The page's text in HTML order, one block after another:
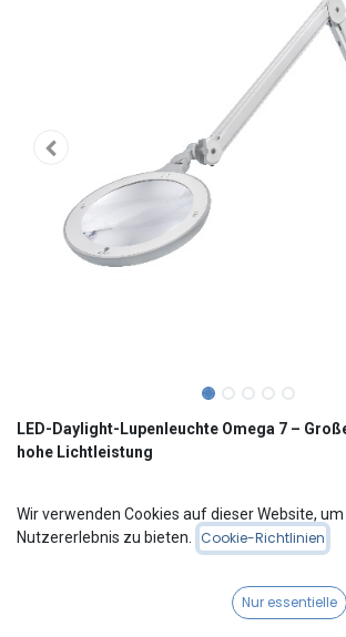
LED-Daylight-Lupenleuchte Omega 7 –
hohe Lichtleistung
ergonomischem Design und beeindruckender
große 17,5 cm Acryllinse mit 3 Dioptrien (1,75-
Wir verwenden Cookies auf dieser Website,
Nutzererlebnis zu bieten.
Cookie-Richtlinien
Nur essentielle